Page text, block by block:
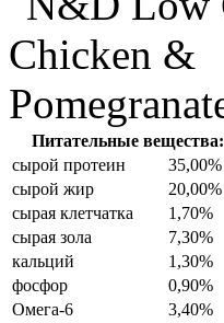
Питательные вещества:
сырой протеин
35,00%
сырой жир
20,00%
сырая клетчатка
1,70%
сырая зола
7,30%
кальций
1,30%
фосфор
0,90%
Омега‐6
3,40%